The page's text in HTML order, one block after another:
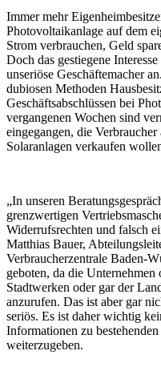
Immer mehr
Photovoltaikanlage auf dem
Strom verbrauchen, Geld
Doch das gestiegene
unseriöse Geschäftemacher
dubiosen Methoden
Geschäftsabschlüssen bei
vergangenen Wochen sind
eingegangen, die
Solaranlagen verkaufen
„In unseren
grenzwertigen
Widerrufsrechten und falsch
Matthias Bauer,
Verbraucherzentrale Baden-
geboten, da die
Stadtwerken oder gar der
anzurufen. Das ist aber gar
seriös. Es ist daher wichtig
Informationen zu
weiterzugeben.